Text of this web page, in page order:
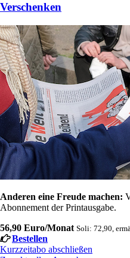
Verschenken
Anderen eine Freude machen:
Abonnement der Printausgabe.
56,90 Euro/Monat Soli: 72,90,
Bestellen
Kurzzeitabo abschließen